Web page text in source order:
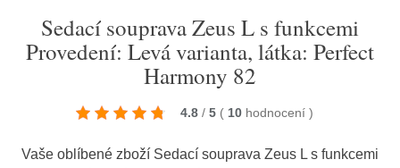
Sedací souprava Zeus L s funkcemi
Provedení: Levá varianta, látka: Perfect
Harmony 82
4.8 / 5 ( 10 hodnocení )
Vaše oblíbené zboží Sedací souprava Zeus L s funkcemi